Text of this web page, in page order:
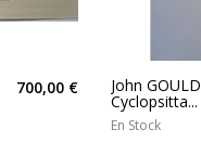
700,00 € John
Cyclopsitta...
En Stock